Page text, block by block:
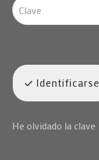
Identificarse
He olvidado la clave